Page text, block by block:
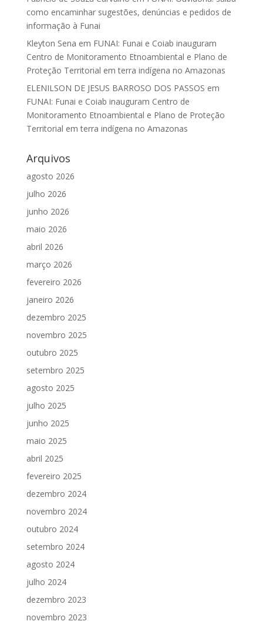
como encaminhar sugestões, denúncias e pedidos de
informação à Funai
Kleyton Sena em FUNAI: Funai e Coiab inauguram
Centro de Monitoramento Etnoambiental e Plano de
Proteção Territorial em terra indígena no Amazonas
ELENILSON DE JESUS BARROSO DOS PASSOS em
FUNAI: Funai e Coiab inauguram Centro de
Monitoramento Etnoambiental e Plano de Proteção
Territorial em terra indígena no Amazonas
Arquivos
agosto 2026
julho 2026
junho 2026
maio 2026
abril 2026
março 2026
fevereiro 2026
janeiro 2026
dezembro 2025
novembro 2025
outubro 2025
setembro 2025
agosto 2025
julho 2025
junho 2025
maio 2025
abril 2025
fevereiro 2025
dezembro 2024
novembro 2024
outubro 2024
setembro 2024
agosto 2024
julho 2024
dezembro 2023
novembro 2023